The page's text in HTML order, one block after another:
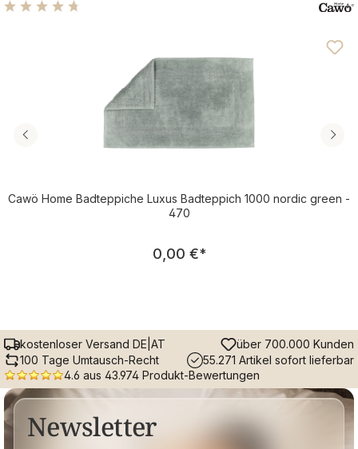
Cawö Home Badteppiche Luxus Badteppich 1000 nordic green -
470
Regulärer Preis:
0,00 €*
kostenloser Versand DE|AT
über 700.000 Kunden
100 Tage Umtausch-Recht
55.271 Artikel sofort lieferbar
4.6 aus 43.974 Produkt-Bewertungen
Newsletter